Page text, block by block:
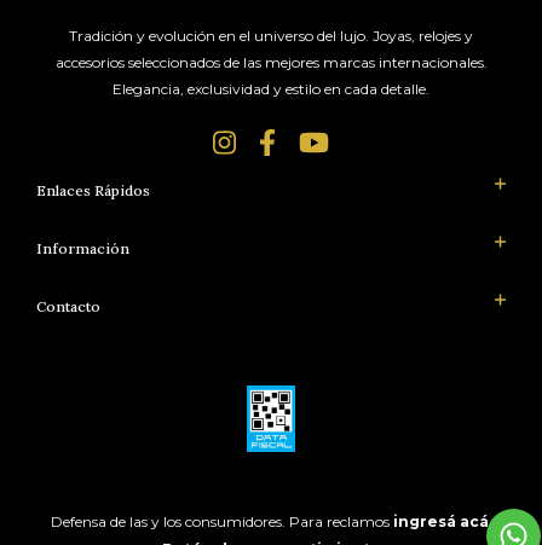
Tradición y evolución en el universo del lujo. Joyas, relojes y
accesorios seleccionados de las mejores marcas internacionales.
Elegancia, exclusividad y estilo en cada detalle.
Enlaces Rápidos
Información
Contacto
Defensa de las y los consumidores. Para reclamos ingresá acá.